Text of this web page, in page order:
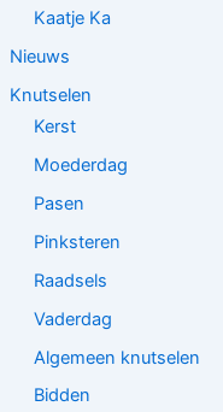
Kaatje Ka
Nieuws
Knutselen
Kerst
Moederdag
Pasen
Pinksteren
Raadsels
Vaderdag
Algemeen knutselen
Bidden